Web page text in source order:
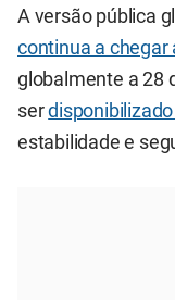
A versão pública
continua a chegar
globalmente a 28
ser
estabilidade e